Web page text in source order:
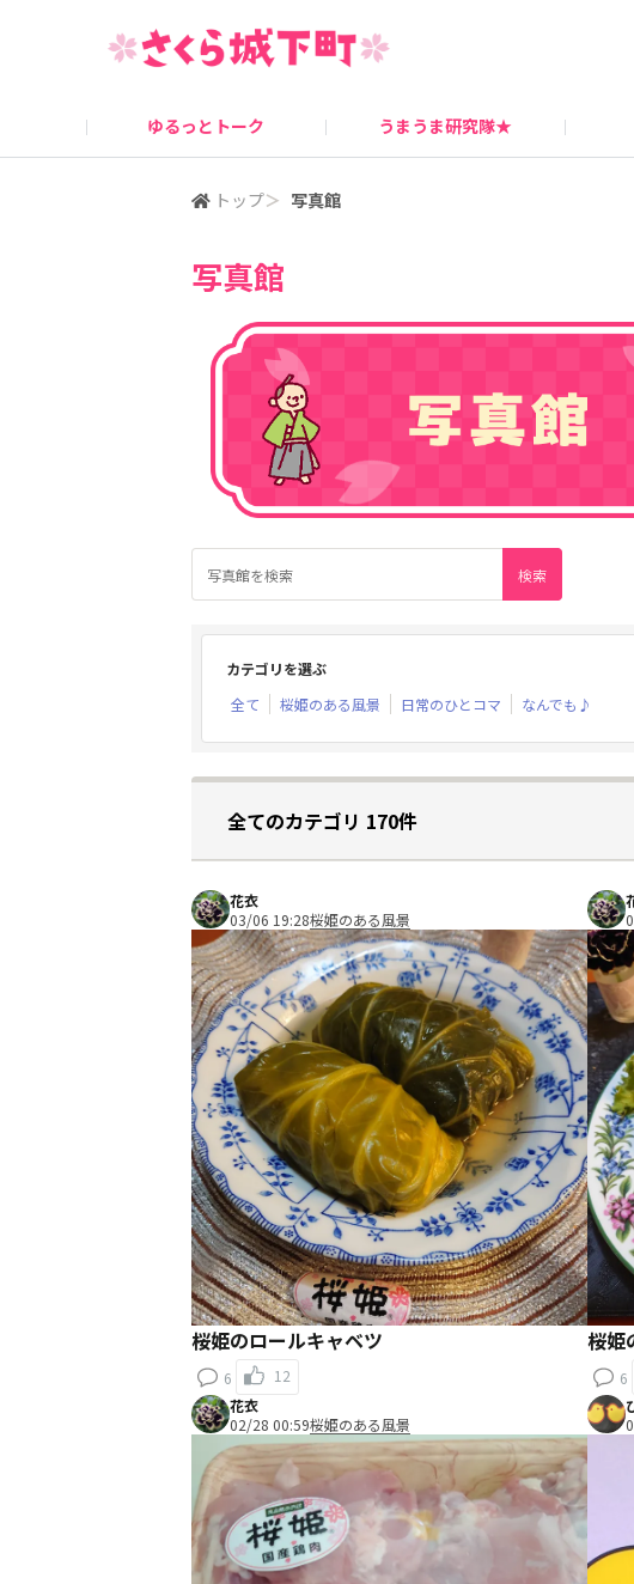
ゆるっとトーク うまうま研究隊★
トップ＞ 写真館
写真館
カテゴリを選ぶ
全て
桜姫のある風景 日常のひとコマ なんでも♪
全てのカテゴリ 170件
花衣
03/06 19:28桜姫のある風景
桜姫のロールキャベツ
6 12
桜姫
6
花衣
02/28 00:59桜姫のある風景